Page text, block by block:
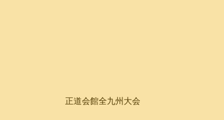
正道会館全九州大会